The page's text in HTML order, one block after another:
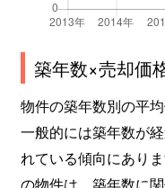
築年数×売却価
物件の築年数別の平
一般的には築年数が
れている傾向にあり
の物件は、築年数に